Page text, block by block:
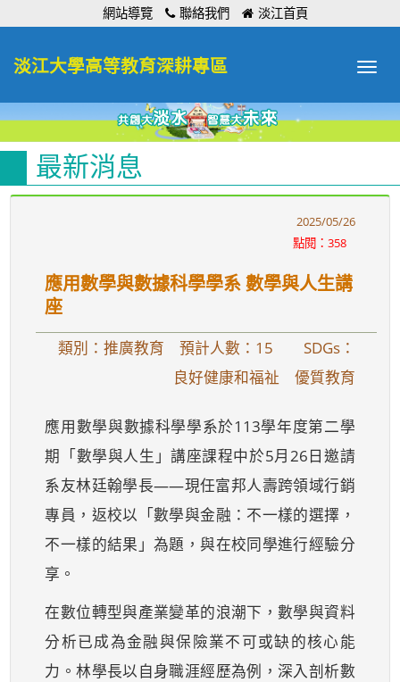
網站導覽 聯絡我們 淡江首頁
Toggle
淡江大學高等教育深耕專區
最新消息
2025/05/26
點閱：358
應用數學與數據科學學系 數學與人生講
座
類別：推廣教育 預計人數：15
SDGs：
良好健康和福祉 優質教育
應用數學與數據科學學系於113學年度第二學
期「數學與人生」講座課程中於5月26日邀請
系友林廷翰學長——現任富邦人壽跨領域行銷
專員，返校以「數學與金融：不一樣的選擇，
不一樣的結果」為題，與在校同學進行經驗分
享。
在數位轉型與產業變革的浪潮下，數學與資料
分析已成為金融與保險業不可或缺的核心能
力。林學長以自身職涯經歷為例，深入剖析數